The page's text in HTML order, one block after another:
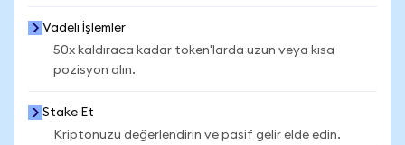
Vadeli İşlemler
50x kaldıraca kadar token'larda uzun veya kısa
pozisyon alın.
Stake Et
Kriptonuzu değerlendirin ve pasif gelir elde edin.